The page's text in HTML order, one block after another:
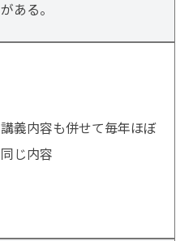
がある。
講義内容も併せて毎年ほぼ
同じ内容